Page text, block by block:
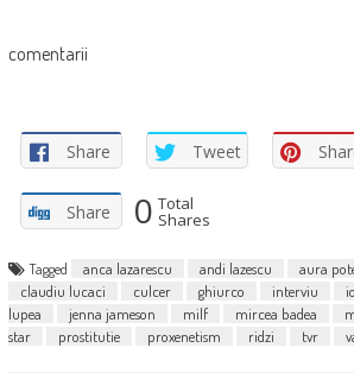
comentarii
Share Tweet
Share 0 Total
Shares
Tagged anca lazarescu andi lazescu aura
claudiu lucaci
culcer ghiurco interviu
lupea
jenna jameson milf mircea badea
star
prostitutie proxenetism ridzi tvr